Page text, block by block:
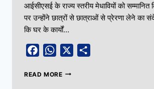
आईसीएसई के राज्य स्तरीय मेधावियों को
पर उन्होंने छात्रों से छात्राओं से प्रेरणा लेने का
कि घर के कार्यों…
FacebookWhatsApp
READ MORE